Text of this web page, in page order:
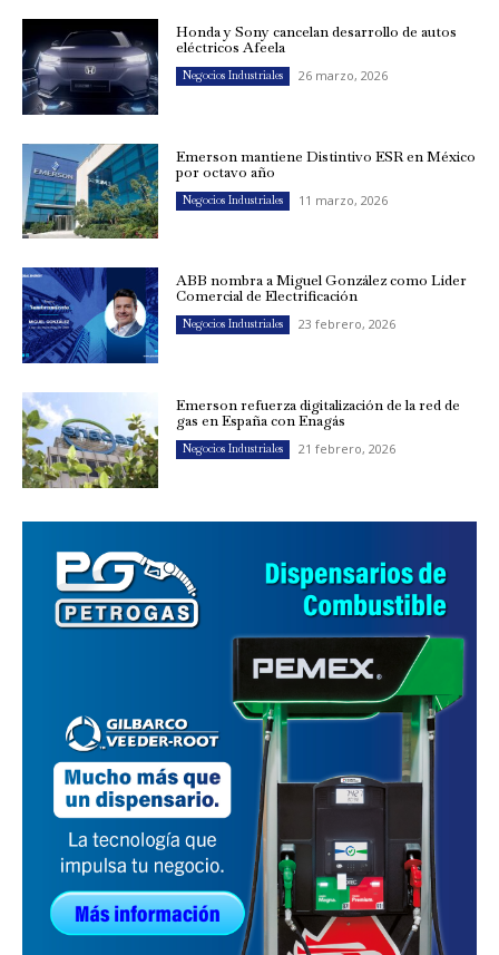
Honda y Sony cancelan desarrollo de autos
eléctricos Afeela
Negocios Industriales 26 marzo, 2026
Emerson mantiene Distintivo ESR en México
por octavo año
Negocios Industriales 11 marzo, 2026
ABB nombra a Miguel González como Líder
Comercial de Electrificación
Negocios Industriales 23 febrero, 2026
Emerson refuerza digitalización de la red de
gas en España con Enagás
Negocios Industriales 21 febrero, 2026